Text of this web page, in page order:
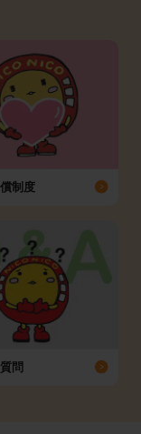
制度
問